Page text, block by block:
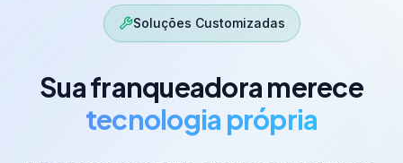
Soluções Customizadas
Sua franqueadora merece
tecnologia própria